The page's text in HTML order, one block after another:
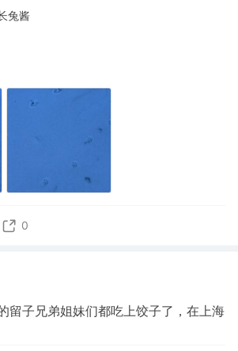
兔酱
0
留子兄弟姐妹们都吃上饺子了，在上海